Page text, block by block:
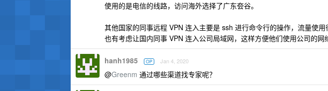
使用的是电信的线路，访问海外选择了广东夽谷。
其他国家的同事远程 VPN 连入主要是 ssh 进行命令行的操作，流量使用
也有考虑让国内同事 VPN 连入公司局域网，这样方便他们使用公司的网
hanh1985 OP Jan 4, 2020
@Greenm 通过哪些渠道找专家呢？